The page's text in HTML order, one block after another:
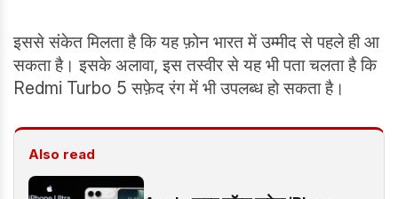
इससे संकेत मिलता है कि यह फ़ोन भारत में उम्मीद से पहले ही आ
सकता है। इसके अलावा, इस तस्वीर से यह भी पता चलता है कि
Redmi Turbo 5 सफ़ेद रंग में भी उपलब्ध हो सकता है।
Also read